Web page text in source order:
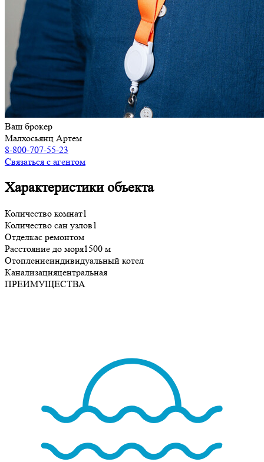
Ваш брокер
Малхосьянц Артем
8-800-707-55-23
Связаться с агентом
Характеристики объекта
Количество комнат1
Количество сан узлов1
Отделкас ремонтом
Расстояние до моря1500 м
Отоплениеиндивидуальный котел
Канализацияцентральная
ПРЕИМУЩЕСТВА